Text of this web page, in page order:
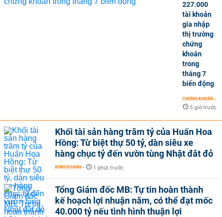
227.000
tài khoản
gia nhập
thị trường
chứng
khoán
trong
tháng 7
biến động
CHỨNG KHOÁN -
5 giờ trước
Khối tài sản hàng trăm tỷ của Huấn Hoa
Hồng: Từ biệt thự 50 tỷ, dàn siêu xe
hàng chục tỷ đến vườn tùng Nhật đắt đỏ
KINH DOANH - 1 phút trước
Tổng Giám đốc MB: Tự tin hoàn thành
kế hoạch lợi nhuận năm, có thể đạt mốc
40.000 tỷ nếu tình hình thuận lợi